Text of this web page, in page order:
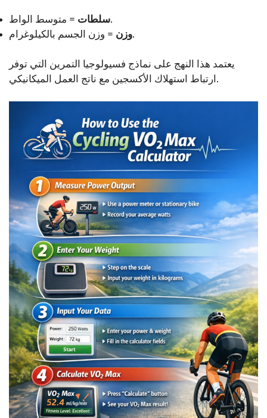
سلطات= متوسط الواط.
وزن= وزن الجسم بالكيلوغرام.
يعتمد هذا النهج على نماذج فسيولوجيا التمرين التي توفر
ارتباط استهلاك الأكسجين مع ناتج العمل الميكانيكي.